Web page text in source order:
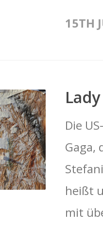
15TH
Die
Gaga,
heißt
mit